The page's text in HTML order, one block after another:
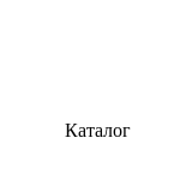
Каталог